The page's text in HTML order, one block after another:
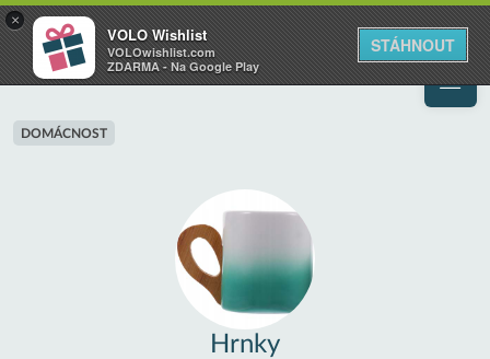
VOLO
Váš online wishlist
×
VOLO Wishlist
VOLOwishlist.com
ZDARMA - Na Google Play
STÁHNOUT
DOMÁCNOST
Hrnky